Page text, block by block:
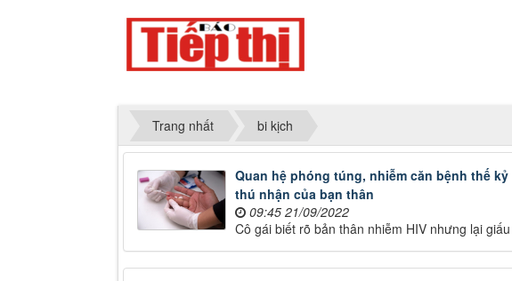
Trang nhất bi kịch
Quan hệ phóng túng, nhiễm căn bệnh thế
thú nhận của bạn thân
09:45 21/09/2022
Cô gái biết rõ bản thân nhiễm HIV nhưng lại